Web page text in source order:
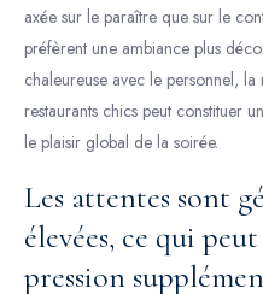
axée sur le paraître que sur le
préfèrent une ambiance plus
chaleureuse avec le personnel,
restaurants chics peut constituer
le plaisir global de la soirée.
Les attentes sont
élevées, ce qui
pression